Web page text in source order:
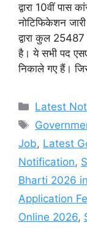
द्वारा 10वीं पास
नोटिफिकेशन
द्वारा कुल 25487
है। ये सभी पद
निकाले गए हैं।
Latest
Tags
Job, Latest
Notification,
Bharti 2026
Application
Online 2026,